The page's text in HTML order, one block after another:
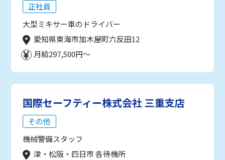
正社員
大型ミキサー車のドライバー
愛知県東海市加木屋町六反田12
月給297,500円～
国際セーフティー株式会社 三重支店
その他
機械警備スタッフ
津・松阪・四日市 各待機所